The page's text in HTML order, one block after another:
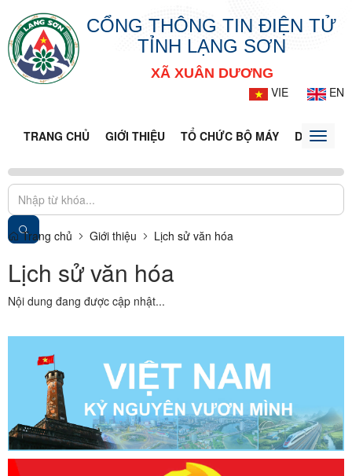
CỔNG THÔNG TIN ĐIỆN TỬ
TỈNH LẠNG SƠN
XÃ XUÂN DƯƠNG
VIE
EN
TRANG CHỦ GIỚI THIỆU TỔ CHỨC BỘ MÁY DOANH
Toggle
Trang chủ Giới thiệu Lịch sử văn hóa
Lịch sử văn hóa
Nội dung đang được cập nhật...